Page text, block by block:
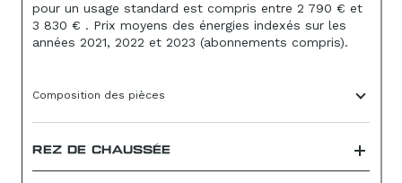
pour un usage standard est compris entre 2 790 € et
3 830 € . Prix moyens des énergies indexés sur les
années 2021, 2022 et 2023 (abonnements compris).
Composition des pièces
REZ DE CHAUSSÉE